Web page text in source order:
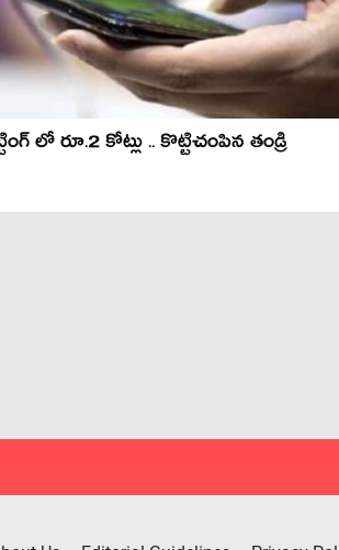
లో రూ.2 కోట్లు .. కొట్టిచంపిన తండ్రి